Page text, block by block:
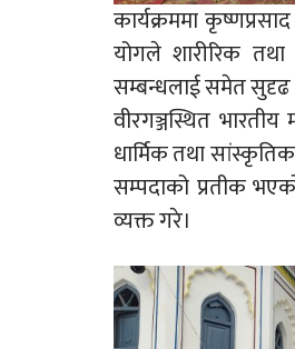
कार्यक्रममा
योगले शारीरिक तथा
सम्बन्धलाई समेत सुदृढ
वीरगञ्जस्थित
धार्मिक तथा
सम्पदाको प्रतीक
व्यक्त गरे।